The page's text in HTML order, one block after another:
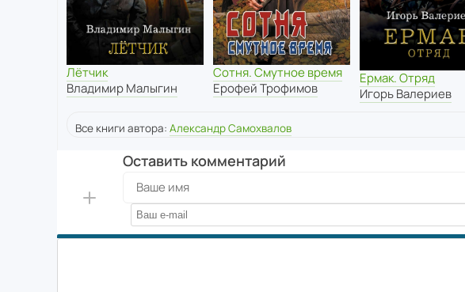
Лётчик
Владимир Малыгин
Сотня. Смутное время
Ерофей Трофимов
Ермак. Отряд
Игорь Валериев
Все книги автора: Александр Самохвалов
Оставить комментарий